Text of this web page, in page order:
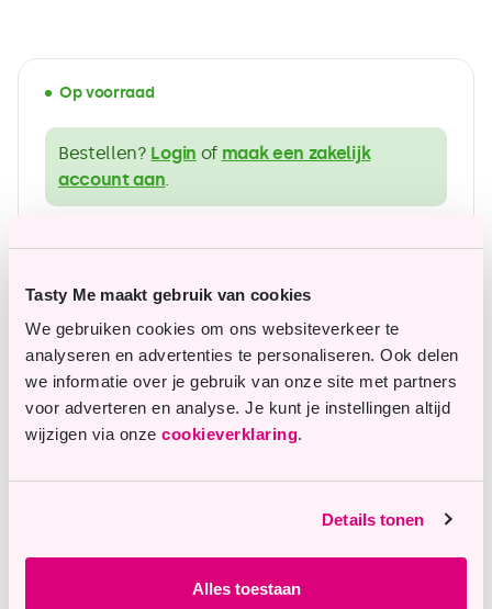
Tasty Me maakt gebruik van cookies
We gebruiken cookies om ons websiteverkeer te
analyseren en advertenties te personaliseren. Ook delen
we informatie over je gebruik van onze site met partners
voor adverteren en analyse. Je kunt je instellingen altijd
wijzigen via onze cookieverklaring.
Details tonen
Alles toestaan
Op voorraad
Bestellen? Login of maak een zakelijk
account aan
ruim assortiment in glutenvrije producten
Betaalbare topkwaliteit
Vragen of opmerkingen?
Onze klantenservice staat je graag te woord en